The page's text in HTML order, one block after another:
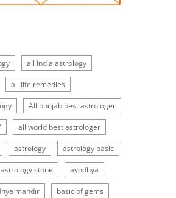
all india astrology
all life remedies
All punjab best astrologer
all world best astrologer
astrology astrology basic
astrology stone ayodhya
mandir basic of gems